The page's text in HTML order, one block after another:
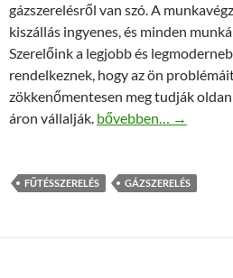
gázszerelésről van szó. A
kiszállás ingyenes, és minden
Szerelőink a legjobb és
rendelkeznek, hogy az ön
zökkenőmentesen meg tudják
áron vállalják. Fűtés-gázszerelés
bővebben… →
FŰTÉSSZERELÉS GÁZSZERELÉS